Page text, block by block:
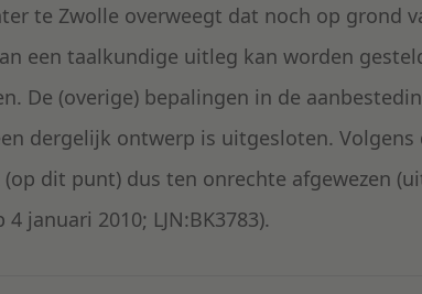
te Zwolle overweegt dat noch op grond
een taalkundige uitleg kan worden
De (overige) bepalingen in de
dergelijk ontwerp is uitgesloten. Volgens
(op dit punt) dus ten onrechte afgewezen
januari 2010; LJN:BK3783).